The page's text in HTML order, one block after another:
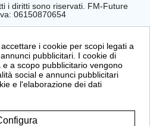
i diritti sono riservati. FM-Future
06150870654
i cookie per scopi legati a
pubblicitari. I cookie di
a scopo pubblicitario vengono
social e annunci pubblicitari
e l'elaborazione dei dati